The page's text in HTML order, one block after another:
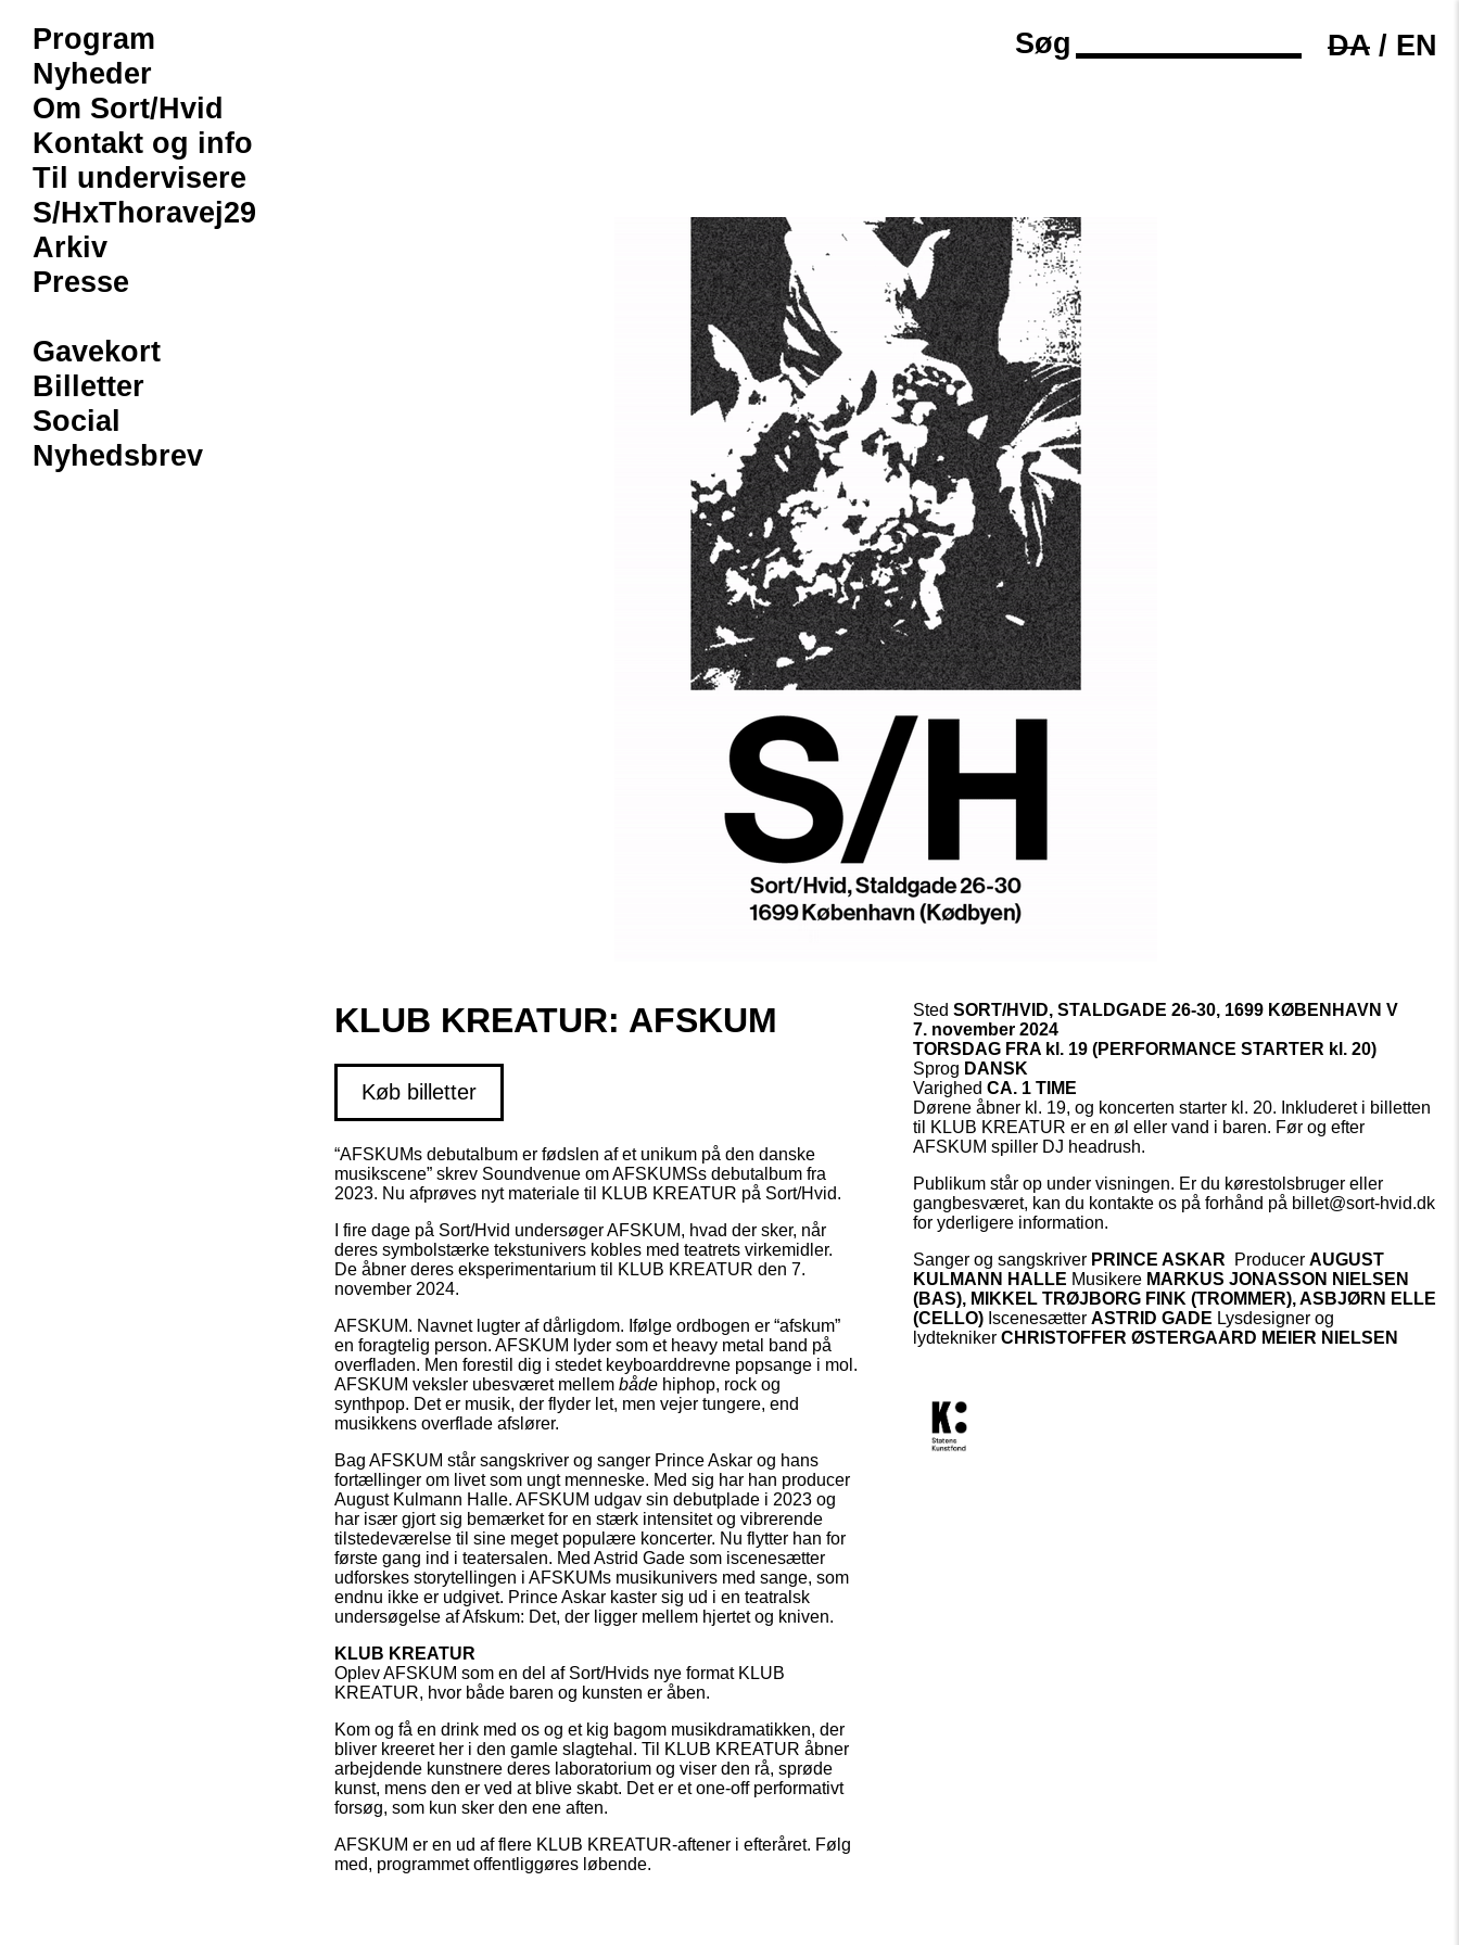
Program
Nyheder
Om Sort/Hvid
Kontakt og info
Til undervisere
S/HxThoravej29
Arkiv
Presse
Gavekort
Billetter
Social
Nyhedsbrev
Søg DA / EN
StedSORT/HVID, STALDGADE 26-30, 1699 KØBENHAVN V
7. november 2024
TORSDAG FRA kl . 19 (PERFORMANCE STARTER kl . 20)
Sprog DANSK
VarighedCA. 1 TIME
Dørene åbner kl. 19, og koncerten starter kl. 20. Inkluderet i billetten
til KLUB KREATUR er en øl eller vand i baren. Før og efter
AFSKUM spiller DJ headrush.
Publikum står op under visningen. Er du kørestolsbruger eller
gangbesværet, kan du kontakte os på forhånd på billet@sort-hvid.dk
for yderligere information.
Sanger og sangskriver PRINCE ASKAR ProducerAUGUST
KULMANN HALLE Musikere MARKUS JONASSON NIELSEN
(BAS), MIKKEL TRØJBORG FINK (TROMMER), ASBJØRN ELLE
(CELLO) IscenesætterASTRID GADE Lysdesigner og
lydtekniker CHRISTOFFER ØSTERGAARD MEIER NIELSEN
KLUB KREATUR: AFSKUM
Køb billetter
“AFSKUMs debutalbum er fødslen af et unikum på den danske
musikscene” skrev Soundvenue om AFSKUMSs debutalbum fra
2023. Nu afprøves nyt materiale til KLUB KREATUR på Sort/Hvid.
I fire dage på Sort/Hvid undersøger AFSKUM, hvad der sker, når
deres symbolstærke tekstunivers kobles med teatrets virkemidler.
De åbner deres eksperimentarium til KLUB KREATUR den 7.
november 2024.
AFSKUM. Navnet lugter af dårligdom. Ifølge ordbogen er “afskum”
en foragtelig person. AFSKUM lyder som et heavy metal band på
overfladen. Men forestil dig i stedet keyboarddrevne popsange i mol.
AFSKUM veksler ubesværet mellem både hiphop, rock og
synthpop. Det er musik, der flyder let, men vejer tungere, end
musikkens overflade afslører.
Bag AFSKUM står sangskriver og sanger Prince Askar og hans
fortællinger om livet som ungt menneske. Med sig har han producer
August Kulmann Halle. AFSKUM udgav sin debutplade i 2023 og
har især gjort sig bemærket for en stærk intensitet og vibrerende
tilstedeværelse til sine meget populære koncerter. Nu flytter han for
første gang ind i teatersalen. Med Astrid Gade som iscenesætter
udforskes storytellingen i AFSKUMs musikunivers med sange, som
endnu ikke er udgivet. Prince Askar kaster sig ud i en teatralsk
undersøgelse af Afskum: Det, der ligger mellem hjertet og kniven.
KLUB KREATUR
Oplev AFSKUM som en del af Sort/Hvids nye format KLUB
KREATUR, hvor både baren og kunsten er åben.
Kom og få en drink med os og et kig bagom musikdramatikken, der
bliver kreeret her i den gamle slagtehal. Til KLUB KREATUR åbner
arbejdende kunstnere deres laboratorium og viser den rå, sprøde
kunst, mens den er ved at blive skabt. Det er et one-off performativt
forsøg, som kun sker den ene aften.
AFSKUM er en ud af flere KLUB KREATUR-aftener i efteråret. Følg
med, programmet offentliggøres løbende.